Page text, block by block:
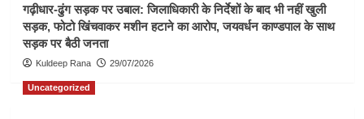
गढ़ीधार-ढुंग सड़क पर उबाल: जिलाधिकारी के निर्देशों के बाद भी नहीं खुली
सड़क, फोटो खिंचवाकर मशीन हटाने का आरोप, जयवर्धन काण्डपाल के साथ
सड़क पर बैठी जनता
Kuldeep Rana 29/07/2026
Uncategorized